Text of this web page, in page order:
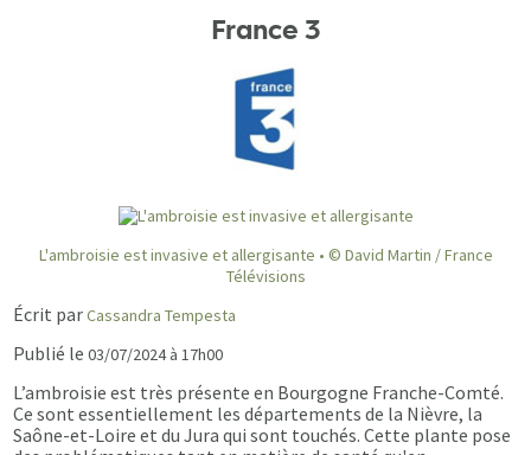
France 3
L'ambroisie est invasive et allergisante • © David Martin / France
Télévisions
Écrit parCassandra Tempesta
Publié le03/07/2024 à 17h00
L’ambroisie est très présente en Bourgogne Franche-Comté.
Ce sont essentiellement les départements de la Nièvre, la
Saône-et-Loire et du Jura qui sont touchés. Cette plante pose